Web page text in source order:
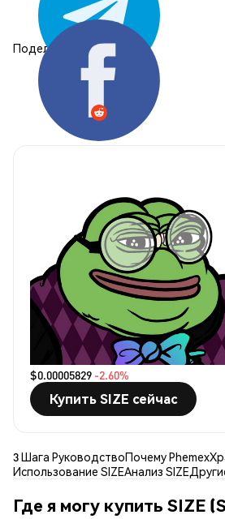
Поделиться:
$0.00005829 -2.60%
Купить SIZE сейчас
3 Шага РуководствоПочему Phemex
Использование SIZEАнализ SIZE
Где я могу купить SIZE